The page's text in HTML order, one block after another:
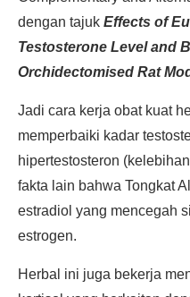
dengan tajuk Effects of
Testosterone Level and
Orchidectomised Rat
Jadi cara kerja obat kuat
memperbaiki kadar
hipertestosteron
fakta lain bahwa Tongkat
estradiol yang mencegah
estrogen.
Herbal ini juga bekerja